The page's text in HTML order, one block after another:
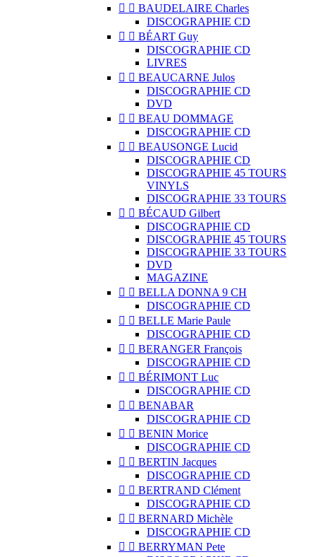
  BAUDELAIRE Charles
DISCOGRAPHIE CD
  BÉART Guy
DISCOGRAPHIE CD
LIVRES
  BEAUCARNE Julos
DISCOGRAPHIE CD
DVD
  BEAU DOMMAGE
DISCOGRAPHIE CD
  BEAUSONGE Lucid
DISCOGRAPHIE CD
DISCOGRAPHIE 45 TOURS
VINYLS
DISCOGRAPHIE 33 TOURS
  BÉCAUD Gilbert
DISCOGRAPHIE CD
DISCOGRAPHIE 45 TOURS
DISCOGRAPHIE 33 TOURS
DVD
MAGAZINE
  BELLA DONNA 9 CH
DISCOGRAPHIE CD
  BELLE Marie Paule
DISCOGRAPHIE CD
  BERANGER François
DISCOGRAPHIE CD
  BÉRIMONT Luc
DISCOGRAPHIE CD
  BENABAR
DISCOGRAPHIE CD
  BENIN Morice
DISCOGRAPHIE CD
  BERTIN Jacques
DISCOGRAPHIE CD
  BERTRAND Clément
DISCOGRAPHIE CD
  BERNARD Michèle
DISCOGRAPHIE CD
  BERRYMAN Pete